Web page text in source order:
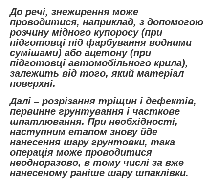
До речі, знежирення може
проводитися, наприклад, з допомогою
розчину мідного купоросу (при
підготовці під фарбування водними
сумішами) або ацетону (при
підготовці автомобільного крила),
залежить від того, який матеріал
поверхні.
Далі – розрізання тріщин і дефектів,
первинне грунтування і часткове
шпатлювання. При необхідності,
наступним етапом знову йде
нанесення шару грунтовки, така
операція може проводитися
неодноразово, в тому числі за вже
нанесеному раніше шару шпаклівки.